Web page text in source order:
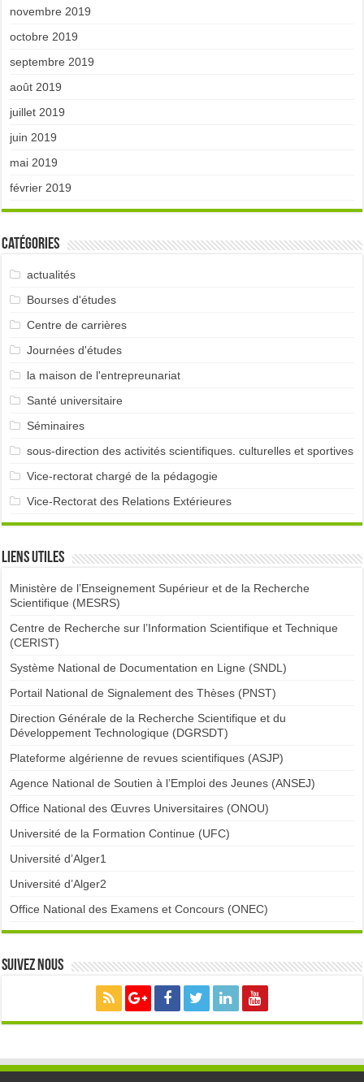
novembre 2019
octobre 2019
septembre 2019
août 2019
juillet 2019
juin 2019
mai 2019
février 2019
Catégories
actualités
Bourses d'études
Centre de carrières
Journées d'études
la maison de l'entrepreunariat
Santé universitaire
Séminaires
sous-direction des activités scientifiques. culturelles et sportives
Vice-rectorat chargé de la pédagogie
Vice-Rectorat des Relations Extérieures
Liens utiles
Ministère de l’Enseignement Supérieur et de la Recherche
Scientifique (MESRS)
Centre de Recherche sur l’Information Scientifique et Technique
(CERIST)
Système National de Documentation en Ligne (SNDL)
Portail National de Signalement des Thèses (PNST)
Direction Générale de la Recherche Scientifique et du
Développement Technologique (DGRSDT)
Plateforme algérienne de revues scientifiques (ASJP)
Agence National de Soutien à l’Emploi des Jeunes (ANSEJ)
Office National des Œuvres Universitaires (ONOU)
Université de la Formation Continue (UFC)
Université d’Alger1
Université d’Alger2
Office National des Examens et Concours (ONEC)
Suivez nous